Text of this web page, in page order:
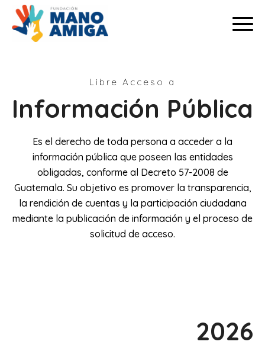
Libre Acceso a
Información Pública
Es el derecho de toda persona a acceder a la
información pública que poseen las entidades
obligadas, conforme al Decreto 57-2008 de
Guatemala. Su objetivo es promover la transparencia,
la rendición de cuentas y la participación ciudadana
mediante la publicación de información y el proceso de
solicitud de acceso.
2026